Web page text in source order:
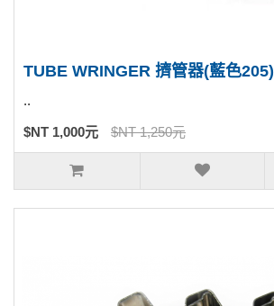
TUBE WRINGER 擠管器(藍色205)
..
$NT 1,000元 $NT 1,250元